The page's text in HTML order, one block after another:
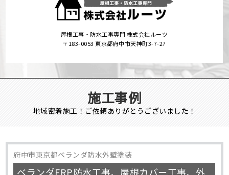
屋根工事・防水工事専門 株式会社ルーツ
〒183-0053 東京都府中市天神町3-7-27
施工事例
地域密着施工！ご依頼ありがとうございました！
府中市東京都ベランダ防水外壁塗装
ベランダFRP防水工事、屋根カバー工事、外